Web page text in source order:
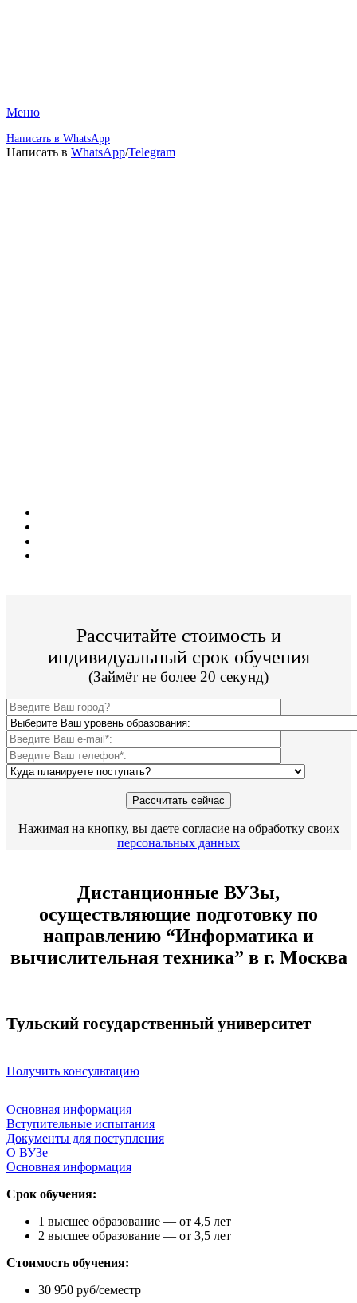
Меню
Написать в WhatsApp
Написать в WhatsApp/Telegram
Рассчитайте стоимость и
индивидуальный срок обучения
(Займёт не более 20 секунд)
Нажимая на кнопку, вы даете согласие на обработку своих
персональных данных
Дистанционные ВУЗы,
осуществляющие подготовку по
направлению “Информатика и
вычислительная техника” в г. Москва
Тульский государственный университет
Получить консультацию
Основная информация
Вступительные испытания
Документы для поступления
О ВУЗе
Основная информация
Срок обучения:
1 высшее образование — от 4,5 лет
2 высшее образование — от 3,5 лет
Стоимость обучения:
30 950 руб/семестр